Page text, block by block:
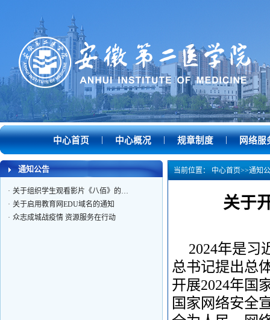
中心首页 | 中心概况 | 规章制度 | 网络服
通知公告
· 关于开展2024年网络安全宣传周活…
· 关于参加互联网法律法规知识网络…
· 关于召开芙蓉路校区智慧教室使用…
·
关于做好《职业教育数字化发展报…
关于组织学生观看影片《八佰》的…
关于启用教育网EDU域名的通知
众志成城战疫情 资源服务在行动
当前位置： 中心首页>>通知
关于
2024年是习
总书记提出总
开展2024年国
国家网络安全